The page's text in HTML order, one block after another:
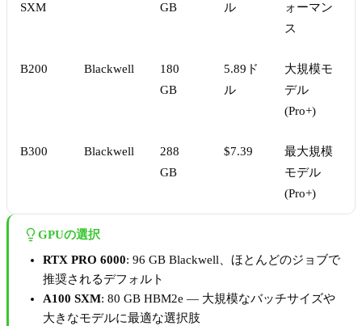
SXM
GB
ル
ォーマン
ス
B200 Blackwell
180
GB
5.89ド
ル
大規模モ
デル
(Pro+)
B300 Blackwell
288
GB
$7.39
最大規模
モデル
(Pro+)
GPUの選択
RTX PRO 6000: 96 GB Blackwell、ほとんどのジョブで
推奨されるデフォルト
A100 SXM: 80 GB HBM2e — 大規模なバッチサイズや
大きなモデルに最適な選択肢